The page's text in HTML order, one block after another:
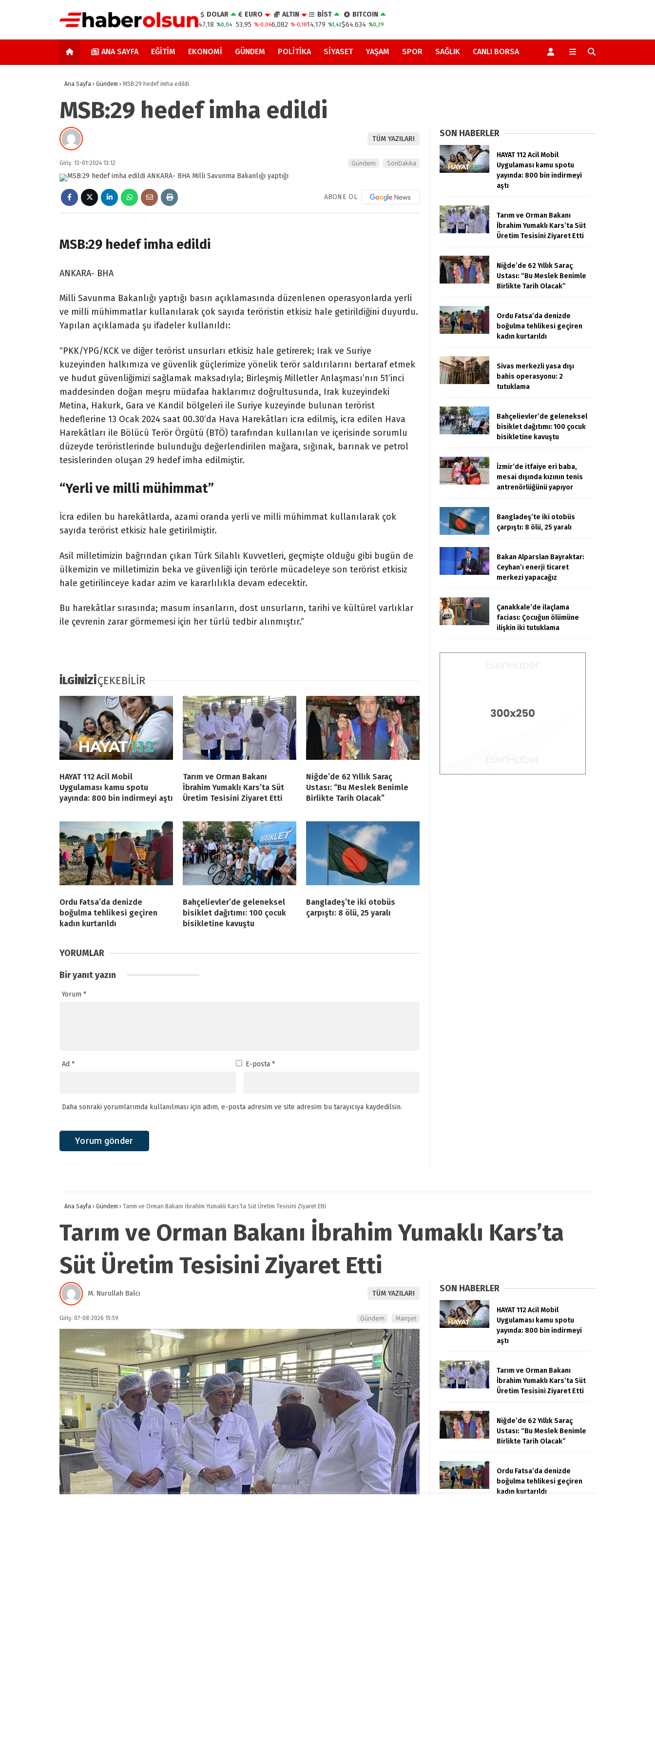
DOLAR
47,18 %0,04
EURO
53,95 %-0,06
ALTIN
6,082 %-0,18
BİST
14,179 %1,42
BITCOIN
$64.634 %0,29
ANA SAYFA EĞITIM EKONOMI GÜNDEM POLITIKA SIYASET YAŞAM SPOR SAĞLIK CANLI BORSA
Ana Sayfa › Gündem › MSB:29 hedef imha edildi
MSB:29 hedef imha edildi
TÜM YAZILARI
Giriş: 13-01-2024 13:12 Gündem SonDakika
ABONE OL
MSB:29 hedef imha edildi
ANKARA- BHA
Milli Savunma Bakanlığı yaptığı basın açıklamasında düzenlenen operasyonlarda yerli
ve milli mühimmatlar kullanılarak çok sayıda teröristin etkisiz hale getirildiğini duyurdu.
Yapılan açıklamada şu ifadeler kullanıldı:
“PKK/YPG/KCK ve diğer terörist unsurları etkisiz hale getirerek; Irak ve Suriye
kuzeyinden halkımıza ve güvenlik güçlerimize yönelik terör saldırılarını bertaraf etmek
ve hudut güvenliğimizi sağlamak maksadıyla; Birleşmiş Milletler Anlaşması’nın 51’inci
maddesinden doğan meşru müdafaa haklarımız doğrultusunda, Irak kuzeyindeki
Metina, Hakurk, Gara ve Kandil bölgeleri ile Suriye kuzeyinde bulunan terörist
hedeflerine 13 Ocak 2024 saat 00.30’da Hava Harekâtları icra edilmiş, icra edilen Hava
Harekâtları ile Bölücü Terör Örgütü (BTÖ) tarafından kullanılan ve içerisinde sorumlu
düzeyde teröristlerinde bulunduğu değerlendirilen mağara, sığınak, barınak ve petrol
tesislerinden oluşan 29 hedef imha edilmiştir.
“Yerli ve milli mühimmat”
İcra edilen bu harekâtlarda, azami oranda yerli ve milli mühimmat kullanılarak çok
sayıda terörist etkisiz hale getirilmiştir.
Asil milletimizin bağrından çıkan Türk Silahlı Kuvvetleri, geçmişte olduğu gibi bugün de
ülkemizin ve milletimizin beka ve güvenliği için terörle mücadeleye son terörist etkisiz
hale getirilinceye kadar azim ve kararlılıkla devam edecektir.
Bu harekâtlar sırasında; masum insanların, dost unsurların, tarihi ve kültürel varlıklar
ile çevrenin zarar görmemesi için her türlü tedbir alınmıştır.”
İLGİNİZİÇEKEBİLİR
HAYAT 112 Acil Mobil
Uygulaması kamu spotu
yayında: 800 bin indirmeyi aştı
Tarım ve Orman Bakanı
İbrahim Yumaklı Kars’ta Süt
Üretim Tesisini Ziyaret Etti
Niğde’de 62 Yıllık Saraç
Ustası: “Bu Meslek Benimle
Birlikte Tarih Olacak”
Ordu Fatsa’da denizde
boğulma tehlikesi geçiren
kadın kurtarıldı
Bahçelievler’de geleneksel
bisiklet dağıtımı: 100 çocuk
bisikletine kavuştu
Bangladeş’te iki otobüs
çarpıştı: 8 ölü, 25 yaralı
YORUMLAR
Bir yanıt yazın
Yorum *
Ad * E-posta *
Daha sonraki yorumlarımda kullanılması için adım, e-posta adresim ve site adresim bu tarayıcıya kaydedilsin.
SON HABERLER
HAYAT 112 Acil Mobil
Uygulaması kamu spotu
yayında: 800 bin indirmeyi
aştı
Tarım ve Orman Bakanı
İbrahim Yumaklı Kars’ta Süt
Üretim Tesisini Ziyaret Etti
Niğde’de 62 Yıllık Saraç
Ustası: “Bu Meslek Benimle
Birlikte Tarih Olacak”
Ordu Fatsa’da denizde
boğulma tehlikesi geçiren
kadın kurtarıldı
Sivas merkezli yasa dışı
bahis operasyonu: 2
tutuklama
Bahçelievler’de geleneksel
bisiklet dağıtımı: 100 çocuk
bisikletine kavuştu
İzmir’de itfaiye eri baba,
mesai dışında kızının tenis
antrenörlüğünü yapıyor
Bangladeş’te iki otobüs
çarpıştı: 8 ölü, 25 yaralı
Bakan Alparslan Bayraktar:
Ceyhan’ı enerji ticaret
merkezi yapacağız
Çanakkale’de ilaçlama
faciası: Çocuğun ölümüne
ilişkin iki tutuklama
Ana Sayfa › Gündem › Tarım ve Orman Bakanı İbrahim Yumaklı Kars’ta Süt Üretim Tesisini Ziyaret Etti
Tarım ve Orman Bakanı İbrahim Yumaklı Kars’ta
Süt Üretim Tesisini Ziyaret Etti
M. Nurullah Balcı TÜM YAZILARI
Giriş: 07-08-2026 15:59 Gündem Manşet
SON HABERLER
HAYAT 112 Acil Mobil
Uygulaması kamu spotu
yayında: 800 bin indirmeyi
aştı
Tarım ve Orman Bakanı
İbrahim Yumaklı Kars’ta Süt
Üretim Tesisini Ziyaret Etti
Niğde’de 62 Yıllık Saraç
Ustası: “Bu Meslek Benimle
Birlikte Tarih Olacak”
Ordu Fatsa’da denizde
boğulma tehlikesi geçiren
kadın kurtarıldı